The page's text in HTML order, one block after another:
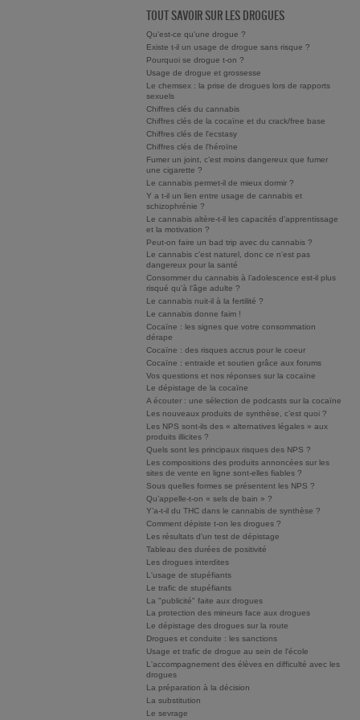
TOUT SAVOIR SUR LES DROGUES
Qu'est-ce qu'une drogue ?
Existe t-il un usage de drogue sans risque ?
Pourquoi se drogue t-on ?
Usage de drogue et grossesse
Le chemsex : la prise de drogues lors de rapports
sexuels
Chiffres clés du cannabis
Chiffres clés de la cocaïne et du crack/free base
Chiffres clés de l'ecstasy
Chiffres clés de l'héroïne
Fumer un joint, c’est moins dangereux que fumer
une cigarette ?
Le cannabis permet-il de mieux dormir ?
Y a t-il un lien entre usage de cannabis et
schizophrénie ?
Le cannabis altère-t-il les capacités d'apprentissage
et la motivation ?
Peut-on faire un bad trip avec du cannabis ?
Le cannabis c'est naturel, donc ce n'est pas
dangereux pour la santé
Consommer du cannabis à l’adolescence est-il plus
risqué qu’à l’âge adulte ?
Le cannabis nuit-il à la fertilité ?
Le cannabis donne faim !
Cocaïne : les signes que votre consommation
dérape
Cocaïne : des risques accrus pour le coeur
Cocaïne : entraide et soutien grâce aux forums
Vos questions et nos réponses sur la cocaïne
Le dépistage de la cocaïne
A écouter : une sélection de podcasts sur la cocaïne
Les nouveaux produits de synthèse, c’est quoi ?
Les NPS sont-ils des « alternatives légales » aux
produits illicites ?
Quels sont les principaux risques des NPS ?
Les compositions des produits annoncées sur les
sites de vente en ligne sont-elles fiables ?
Sous quelles formes se présentent les NPS ?
Qu’appelle-t-on « sels de bain » ?
Y’a-t-il du THC dans le cannabis de synthèse ?
Comment dépiste t-on les drogues ?
Les résultats d'un test de dépistage
Tableau des durées de positivité
Les drogues interdites
L'usage de stupéfiants
Le trafic de stupéfiants
La "publicité" faite aux drogues
La protection des mineurs face aux drogues
Le dépistage des drogues sur la route
Drogues et conduite : les sanctions
Usage et trafic de drogue au sein de l'école
L'accompagnement des élèves en difficulté avec les
drogues
La préparation à la décision
La substitution
Le sevrage